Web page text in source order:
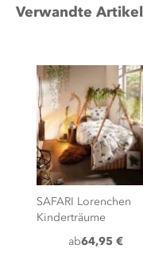
Verwandte Artikel
SAFARI Lorenchen
Kinderträume
ab64,95 €